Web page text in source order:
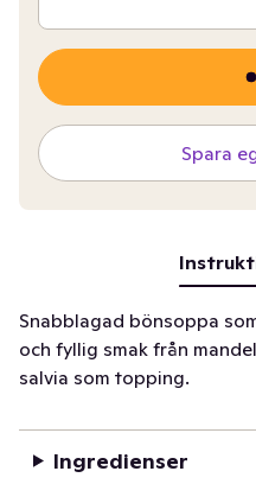
Spara
Snabblagad bönsoppa
och fyllig smak från
salvia som topping.
Ingredienser